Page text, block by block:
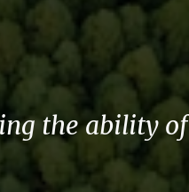
the ability of